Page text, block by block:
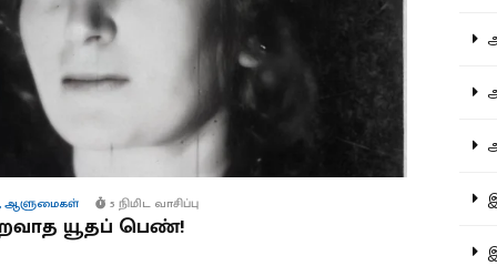
,ஆளுமைகள் 5 நிமிட வாசிப்பு
யூதப் பெண்!